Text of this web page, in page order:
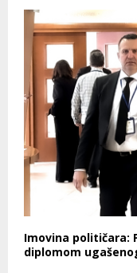
Imovina političara:
diplomom